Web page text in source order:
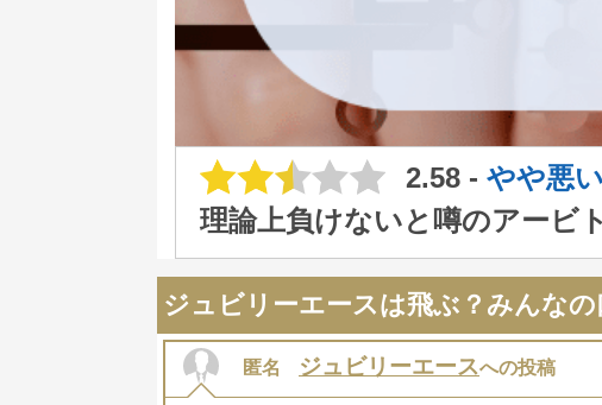
2.58 - やや悪い
理論上負けないと噂のアービ
ジュビリーエースは飛ぶ？みんなの
匿名 ジュビリーエースへの投稿